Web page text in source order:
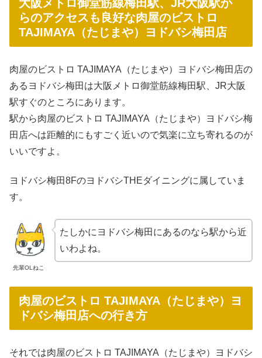
大阪メトロ御堂筋線梅田駅、JR大阪駅か
らのアクセスも良好な肉屋のビストロ
TAJIMAYA（たじまや）ヨドバシ梅田店
肉屋のビストロ TAJIMAYA（たじまや）ヨドバシ梅田店の
あるヨドバシ梅田は大阪メトロ御堂筋線梅田駅、JR大阪
駅すぐのところにあります。
駅から肉屋のビストロ TAJIMAYA（たじまや）ヨドバシ梅
田店へは距離的にもすごく近いので気楽に立ち寄れるのが
いいですよ。
ヨドバシ梅田8FのヨドバシTHEダイニングに属していま
す。
先輩OLねこ
たしかにヨドバシ梅田にあるのなら駅から近
いわよね。
肉屋のビストロ TAJIMAYA（たじまや）ヨ
ドバシ梅田店への行き方
それでは肉屋のビストロ TAJIMAYA（たじまや）ヨドバシ